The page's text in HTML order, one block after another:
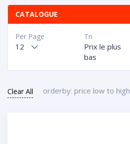
CATALOGUE
Tri
Prix le plus
bas
Per Page
12
Clear All orderby: price low to high